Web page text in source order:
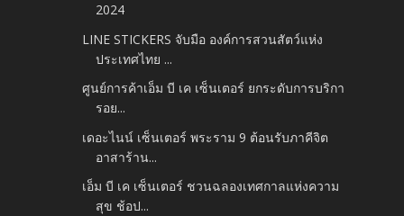
2024
LINE STICKERS จับมือ องค์การสวนสัตว์แห่ง
ประเทศไทย ...
ศูนย์การค้าเอ็ม บี เค เซ็นเตอร์ ยกระดับการบริกา
รอย...
เดอะไนน์ เซ็นเตอร์ พระราม 9 ต้อนรับภาคีจิต
อาสาร้าน...
เอ็ม บี เค เซ็นเตอร์ ชวนฉลองเทศกาลแห่งความ
สุข ช้อป...